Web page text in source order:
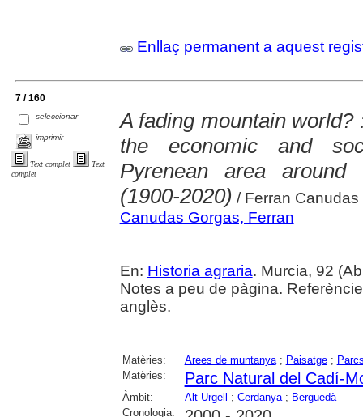
Enllaç permanent a aquest
7 / 160
seleccionar
imprimir
Text complet
Text
complet
A fading mountain
the economic and
Pyrenean area around
(1900-2020) / Ferran Canudas
Canudas Gorgas, Ferran
En: Historia agraria. Murcia, 92
Notes a peu de pàgina.
anglès.
Matèries: Arees de muntanya; Paisatge;
Matèries:
Parc Natural del Cadí-
Àmbit: Alt Urgell ; Cerdanya; Berguedà
Cronologia: